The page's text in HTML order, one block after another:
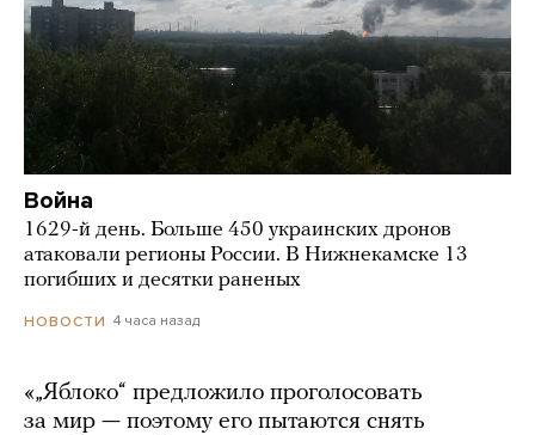
Война
1629-й день. Больше 450 украинских дронов
атаковали регионы России. В Нижнекамске 13
погибших и десятки раненых
НОВОСТИ 4 часа назад
«„Яблоко“ предложило проголосовать
за мир — поэтому его пытаются снять